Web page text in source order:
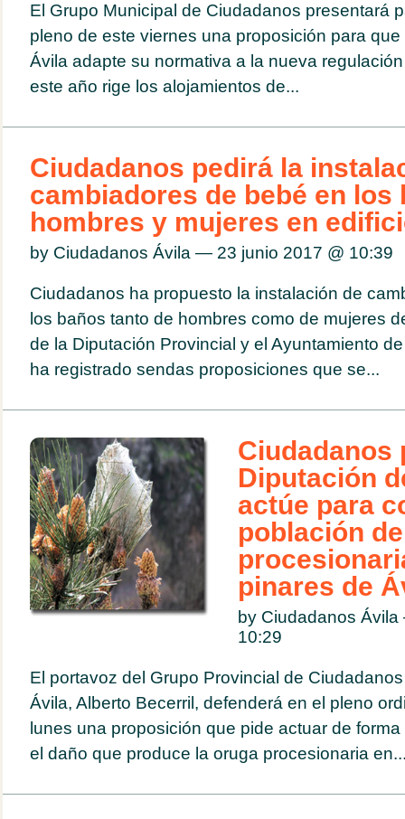
El Grupo Municipal de Ciudadanos presentará
pleno de este viernes una proposición para
Ávila adapte su normativa a la nueva
este año rige los alojamientos de...
Ciudadanos pedirá la
cambiadores de bebé en los
hombres y mujeres en
by Ciudadanos Ávila — 23 junio 2017 @ 10:39
Ciudadanos ha propuesto la instalación de
los baños tanto de hombres como de mujeres
de la Diputación Provincial y el Ayuntamiento
ha registrado sendas proposiciones que se...
Ciudadanos
Diputación
actúe para
población de
pinares de
by Ciudadanos
10:29
El portavoz del Grupo Provincial de
Ávila, Alberto Becerril, defenderá en el pleno
lunes una proposición que pide actuar de
el daño que produce la oruga procesionaria